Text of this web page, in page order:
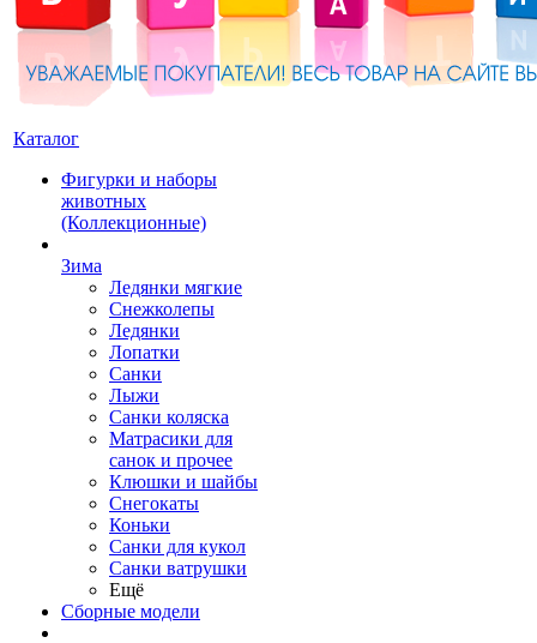
Каталог
Фигурки и наборы
животных
(Коллекционные)
Зима
Ледянки мягкие
Снежколепы
Ледянки
Лопатки
Санки
Лыжи
Санки коляска
Матрасики для
санок и прочее
Клюшки и шайбы
Снегокаты
Коньки
Санки для кукол
Санки ватрушки
Ещё
Сборные модели